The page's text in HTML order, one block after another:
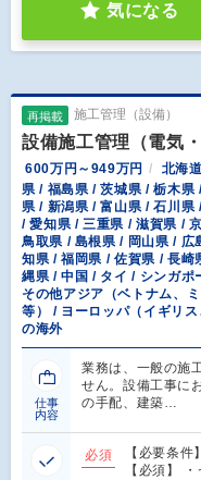
気になる
再掲載 施工管理（設備）
設備施工管理（電気・
600万円～949万円
北海
県 / 福島県 / 茨城県 / 栃木県
県 / 新潟県 / 富山県 / 石川
/ 愛知県 / 三重県 / 滋賀県 /
鳥取県 / 島根県 / 岡山県 / 広
知県 / 福岡県 / 佐賀県 / 長崎
縄県 / 中国 / タイ / シンガポ
その他アジア（ベトナム、
等） / ヨーロッパ（イギリ
の海外
仕事
内容
業務は、一般の施
せん。設備工事に
の手配、建築…
必須
【必要条
【必須】